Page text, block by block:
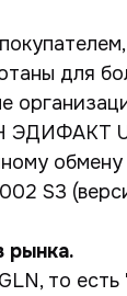
для
ЭДИФАКТ
S3
рынка.
то